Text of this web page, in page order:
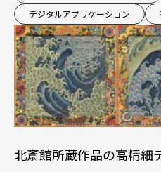
デジタルアプリケーション
北斎館所蔵作品の高精細